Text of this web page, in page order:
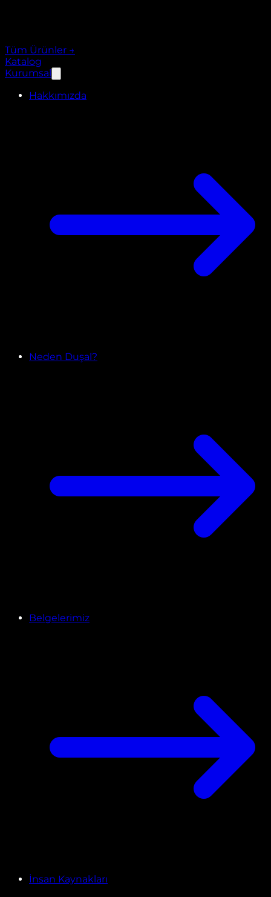
Tüm Ürünler →
Katalog
Kurumsal
Hakkımızda
Neden Duşal?
Belgelerimiz
İnsan Kaynakları